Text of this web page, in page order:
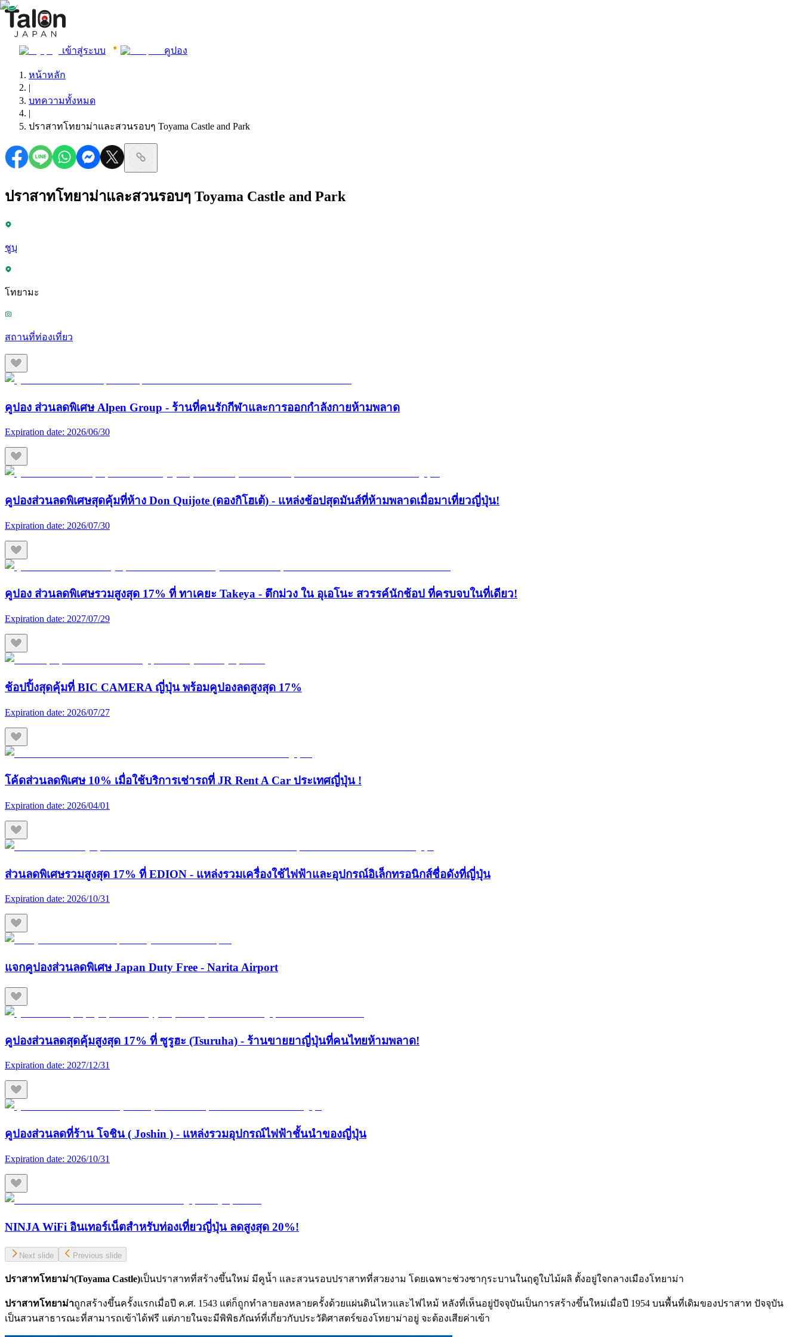
เข้าสู่ระบบ คูปอง
หน้าหลัก
|
บทความทั้งหมด
|
ปราสาทโทยาม่าและสวนรอบๆ Toyama Castle and Park
ปราสาทโทยาม่าและสวนรอบๆ Toyama Castle and Park
ชูบุ
โทยามะ
สถานที่ท่องเที่ยว
คูปอง ส่วนลดพิเศษ Alpen Group - ร้านที่คนรักกีฬาและการออกกำลังกายห้ามพลาด
Expiration date: 2026/06/30
คูปองส่วนลดพิเศษสุดคุ้มที่ห้าง Don Quijote (ดองกิโฮเต้) - แหล่งช้อปสุดมันส์ที่ห้ามพลาดเมื่อมาเที่ยวญี่ปุ่น!
Expiration date: 2026/07/30
คูปอง ส่วนลดพิเศษรวมสูงสุด 17% ที่ ทาเคยะ Takeya - ตึกม่วง ใน อุเอโนะ สวรรค์นักช้อป ที่ครบจบในที่เดียว!
Expiration date: 2027/07/29
ช้อปปิ้งสุดคุ้มที่ BIC CAMERA ญี่ปุ่น พร้อมคูปองลดสูงสุด 17%
Expiration date: 2026/07/27
โค้ดส่วนลดพิเศษ 10% เมื่อใช้บริการเช่ารถที่ JR Rent A Car ประเทศญี่ปุ่น !
Expiration date: 2026/04/01
ส่วนลดพิเศษรวมสูงสุด 17% ที่ EDION - แหล่งรวมเครื่องใช้ไฟฟ้าและอุปกรณ์อิเล็กทรอนิกส์ชื่อดังที่ญี่ปุ่น
Expiration date: 2026/10/31
แจกคูปองส่วนลดพิเศษ Japan Duty Free - Narita Airport
คูปองส่วนลดสุดคุ้มสูงสุด 17% ที่ ซูรูฮะ (Tsuruha) - ร้านขายยาญี่ปุ่นที่คนไทยห้ามพลาด!
Expiration date: 2027/12/31
คูปองส่วนลดที่ร้าน โจชิน ( Joshin ) - แหล่งรวมอุปกรณ์ไฟฟ้าชั้นนำของญี่ปุ่น
Expiration date: 2026/10/31
NINJA WiFi อินเทอร์เน็ตสำหรับท่องเที่ยวญี่ปุ่น ลดสูงสุด 20%!
Next slide Previous slide
ปราสาทโทยาม่า(Toyama Castle)เป็นปราสาทที่สร้างขึ้นใหม่ มีคูน้ำ และสวนรอบปราสาทที่สวยงาม โดยเฉพาะช่วงซากุระบานในฤดูใบไม้ผลิ ตั้งอยู่ใจกลางเมืองโทยาม่า
ปราสาทโทยาม่าถูกสร้างขึ้นครั้งแรกเมื่อปี ค.ศ. 1543 แต่ก็ถูกทำลายลงหลายครั้งด้วยแผ่นดินไหวและไฟไหม้ หลังที่เห็นอยู่ปัจจุบันเป็นการสร้างขึ้นใหม่เมื่อปี 1954 บนพื้นที่เดิมของปราสาท ปัจจุบัน
เป็นสวนสาธารณะที่สามารถเข้าได้ฟรี แต่ภายในจะมีพิพิธภัณท์ที่เกี่ยวกับประวัติศาสตร์ของโทยาม่าอยู่ จะต้องเสียค่าเข้า